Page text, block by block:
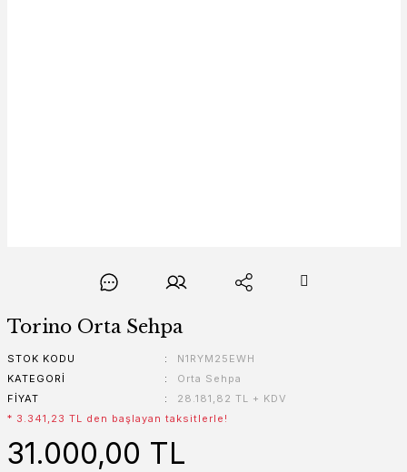
Torino Orta Sehpa
STOK KODU
N1RYM25EWH
KATEGORI
Orta Sehpa
FIYAT
28.181,82 TL + KDV
* 3.341,23 TL den başlayan taksitlerle!
31.000,00 TL